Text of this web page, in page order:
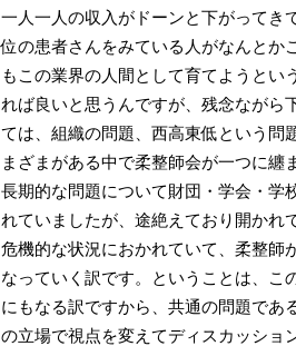
一人一人の収入がドーンと下がってき
位の患者さんをみている人がなんとか
もこの業界の人間として育てようとい
れば良いと思うんですが、残念ながら
ては、組織の問題、西高東低という問
まざまがある中で柔整師会が一つに纏
長期的な問題について財団・学会・学
れていましたが、途絶えており開かれ
危機的な状況におかれていて、柔整師
なっていく訳です。ということは、こ
にもなる訳ですから、共通の問題であ
の立場で視点を変えてディスカッショ